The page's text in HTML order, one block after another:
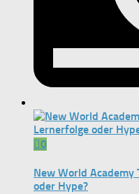
0
New World
oder Hype?